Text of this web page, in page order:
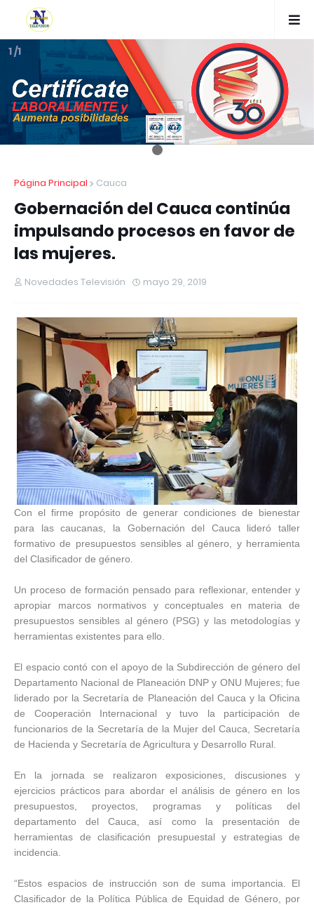
1 /1
Página Principal Cauca
Gobernación del Cauca continúa
impulsando procesos en favor de
las mujeres.
Novedades Televisión mayo 29, 2019
Con el firme propósito de generar condiciones de bienestar
para las caucanas, la Gobernación del Cauca lideró taller
formativo de presupuestos sensibles al género, y herramienta
del Clasificador de género.
Un proceso de formación pensado para reflexionar, entender y
apropiar marcos normativos y conceptuales en materia de
presupuestos sensibles al género (PSG) y las metodologías y
herramientas existentes para ello.
El espacio contó con el apoyo de la Subdirección de género del
Departamento Nacional de Planeación DNP y ONU Mujeres; fue
liderado por la Secretaría de Planeación del Cauca y la Oficina
de Cooperación Internacional y tuvo la participación de
funcionarios de la Secretaría de la Mujer del Cauca, Secretaría
de Hacienda y Secretaría de Agricultura y Desarrollo Rural.
En la jornada se realizaron exposiciones, discusiones y
ejercicios prácticos para abordar el análisis de género en los
presupuestos, proyectos, programas y políticas del
departamento del Cauca, así como la presentación de
herramientas de clasificación presupuestal y estrategias de
incidencia.
“Estos espacios de instrucción son de suma importancia. El
Clasificador de la Política Pública de Equidad de Género, por